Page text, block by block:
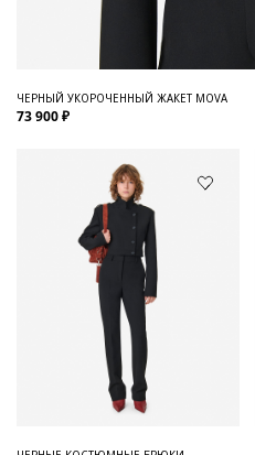
ЧЕРНЫЙ УКОРОЧЕННЫЙ ЖАКЕТ MOVA
73 900 ₽